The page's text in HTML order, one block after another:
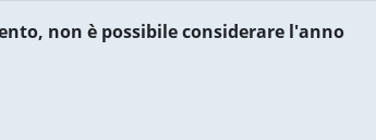
non è possibile considerare l'anno